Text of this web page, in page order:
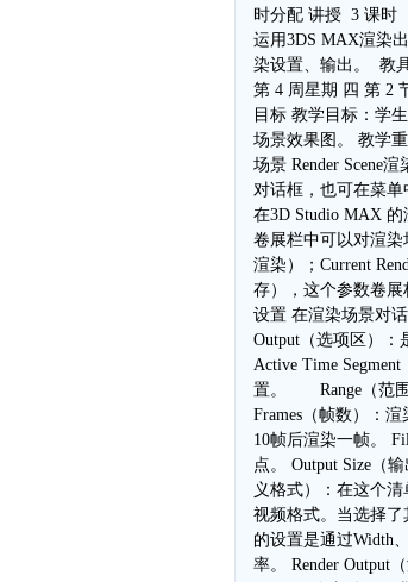
时分配 讲授  3 课时
运用3DS MAX渲染出
染设置、输出。  教
第 4 周星期 四 第 2 节
目标 教学目标：学
场景效果图。 教学
场景 Render Scene
对话框，也可在菜单
在3D Studio MAX 的
卷展栏中可以对渲染
渲染）；Current
存），这个参数卷
设置 在渲染场景对
Output（选项区）
Active Time
置。 Range（范围
Frames（帧数）：
10帧后渲染一帧。
点。 Output Size（
义格式）：在这个
视频格式。当选择
的设置是通过Width
率。 Render Output